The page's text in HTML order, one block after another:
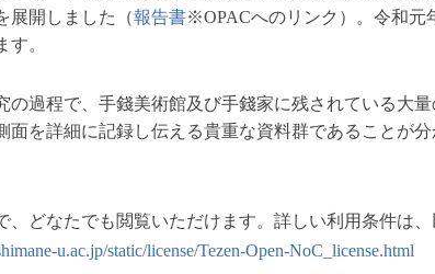
展開しました（報告書※OPACへのリンク）。令和元
す。
の過程で、手錢美術館及び手錢家に残されている大
面を詳細に記録し伝える貴重な資料群であることが分
どなたでも閲覧いただけます。詳しい利用条件は、
u.ac.jp/static/license/Tezen-Open-NoC_license.html